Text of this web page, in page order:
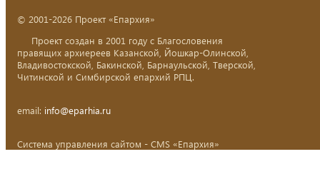
© 2001-2026 Проект «Епархия»
Проект создан в 2001 году с Благословения
правящих архиереев Казанской, Йошкар-Олинской,
Владивостокской, Бакинской, Барнаульской, Тверской,
Читинской и Симбирской епархий РПЦ.
email: info@eparhia.ru
Система управления сайтом - CMS «Епархия»